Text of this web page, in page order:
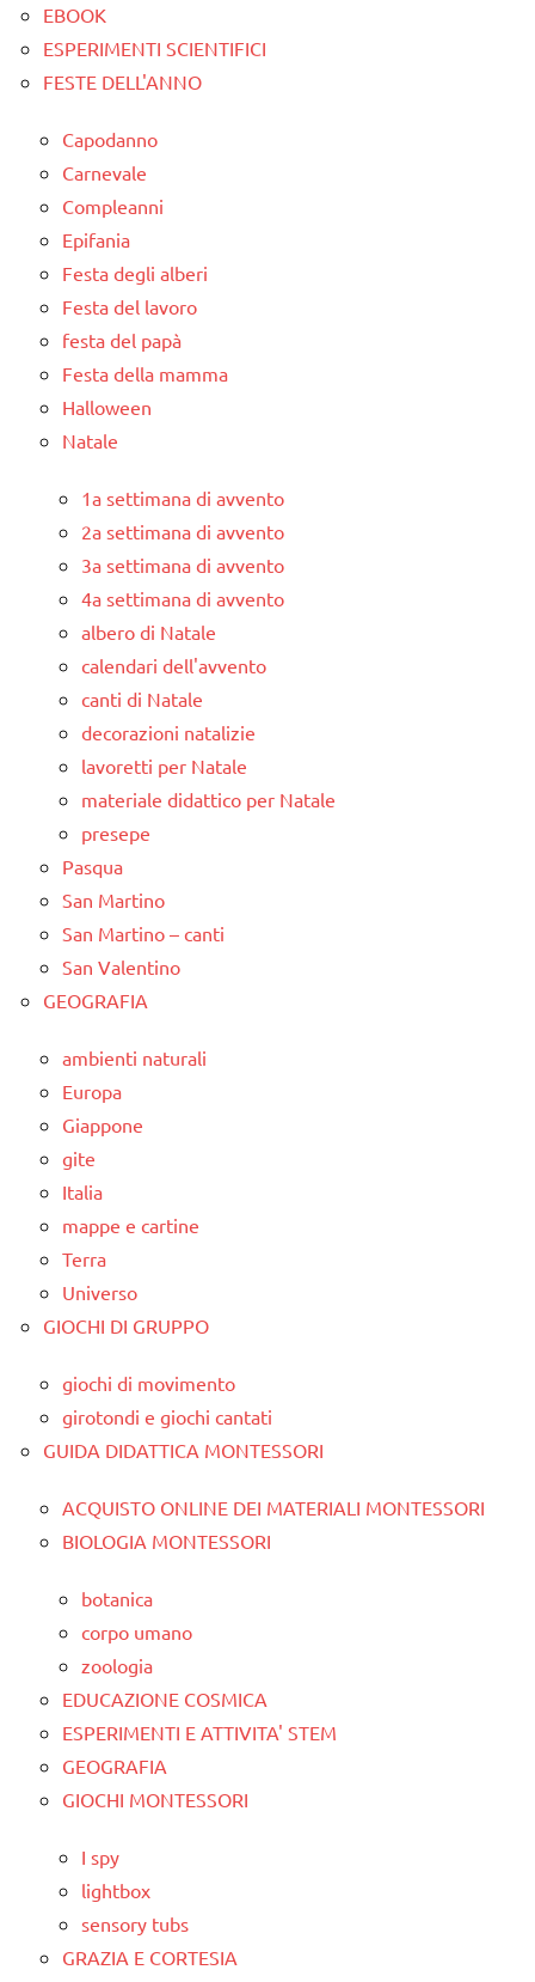
EBOOK
ESPERIMENTI SCIENTIFICI
FESTE DELL'ANNO
Capodanno
Carnevale
Compleanni
Epifania
Festa degli alberi
Festa del lavoro
festa del papà
Festa della mamma
Halloween
Natale
1a settimana di avvento
2a settimana di avvento
3a settimana di avvento
4a settimana di avvento
albero di Natale
calendari dell'avvento
canti di Natale
decorazioni natalizie
lavoretti per Natale
materiale didattico per Natale
presepe
Pasqua
San Martino
San Martino – canti
San Valentino
GEOGRAFIA
ambienti naturali
Europa
Giappone
gite
Italia
mappe e cartine
Terra
Universo
GIOCHI DI GRUPPO
giochi di movimento
girotondi e giochi cantati
GUIDA DIDATTICA MONTESSORI
ACQUISTO ONLINE DEI MATERIALI MONTESSORI
BIOLOGIA MONTESSORI
botanica
corpo umano
zoologia
EDUCAZIONE COSMICA
ESPERIMENTI E ATTIVITA' STEM
GEOGRAFIA
GIOCHI MONTESSORI
I spy
lightbox
sensory tubs
GRAZIA E CORTESIA